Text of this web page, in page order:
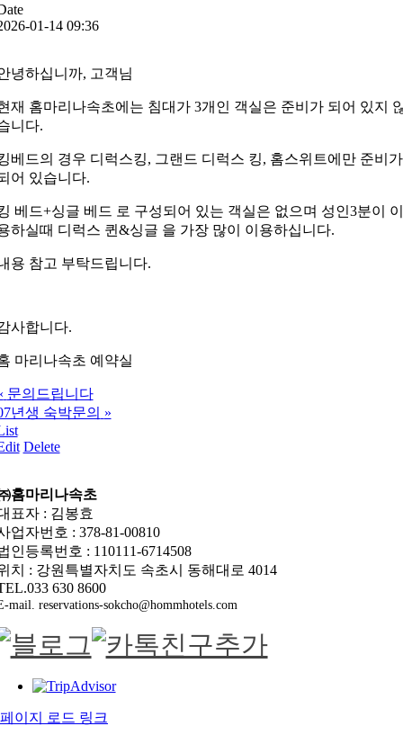
01-14 09:36
녕하십니까, 고객님
재 홈마리나속초에는 침대가 3개인 객실은 준비가 되어 있지
니다.
베드의 경우 디럭스킹, 그랜드 디럭스 킹, 홈스위트에만 준비가
어 있습니다.
베드+싱글 베드 로 구성되어 있는 객실은 없으며 성인3분이 이
하실때 디럭스 퀸 &싱글 을 가장 많이 이용하십니다.
용 참고 부탁드립니다.
사합니다.
마리나속초 예약실
문의드립니다
년생 숙박문의 »
Delete
홈마리나속초
표자 : 김봉효
업자번호 : 378-81-00810
인등록번호 : 110111-6714508
치 : 강원특별자치도 속초시 동해대로 4014
630 8600
mail. reservations-sokcho@hommhotels.com
페이지 로드 링크